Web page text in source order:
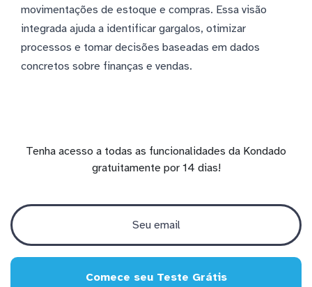
movimentações de estoque e compras. Essa visão
integrada ajuda a identificar gargalos, otimizar
processos e tomar decisões baseadas em dados
concretos sobre finanças e vendas.
Tenha acesso a todas as funcionalidades da Kondado
gratuitamente por 14 dias!
Comece seu Teste Grátis